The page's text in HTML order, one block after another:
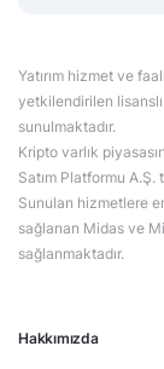
Hakkımızda
Yatırım hizmet ve
yetkilendirilen
sunulmaktadır.
Kripto varlık
Satım Platformu A.Ş.
Sunulan hizmetlere
sağlanan Midas ve
sağlanmaktadır.